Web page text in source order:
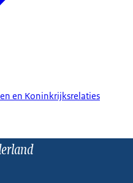
en Koninkrijksrelaties